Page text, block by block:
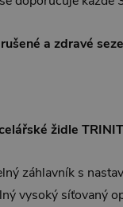
a zdravé
židle
záhlavník s
vysoký síťovaný